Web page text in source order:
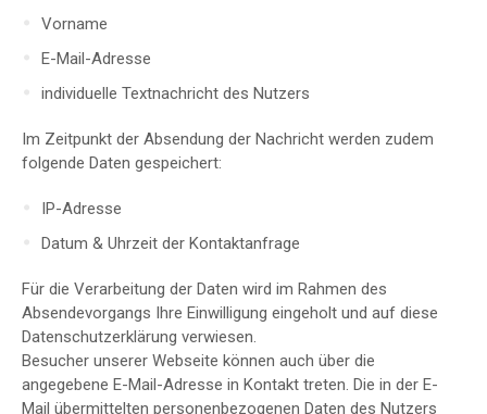
Vorname
E-Mail-Adresse
individuelle Textnachricht des Nutzers
Im Zeitpunkt der Absendung der Nachricht werden zudem
folgende Daten gespeichert:
IP-Adresse
Datum & Uhrzeit der Kontaktanfrage
Für die Verarbeitung der Daten wird im Rahmen des
Absendevorgangs Ihre Einwilligung eingeholt und auf diese
Datenschutzerklärung verwiesen.
Besucher unserer Webseite können auch über die
angegebene E-Mail-Adresse in Kontakt treten. Die in der E-
Mail übermittelten personenbezogenen Daten des Nutzers